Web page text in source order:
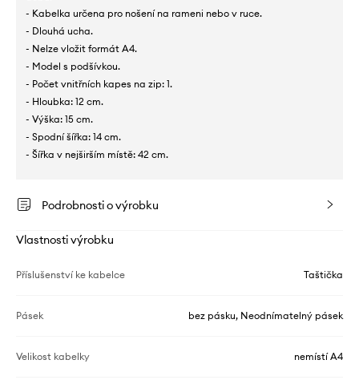
- Kabelka určena pro nošení na rameni nebo v ruce.
- Dlouhá ucha.
- Nelze vložit formát A4.
- Model s podšívkou.
- Počet vnitřních kapes na zip: 1.
- Hloubka: 12 cm.
- Výška: 15 cm.
- Spodní šířka: 14 cm.
- Šířka v nejširším místě: 42 cm.
Podrobnosti o výrobku
Vlastnosti výrobku
Příslušenství ke kabelce Taštička
Pásek bez pásku, Neodnímatelný pásek
Velikost kabelky nemístí A4